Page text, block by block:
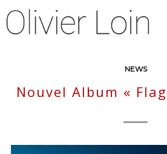
NEWS
Nouvel Album «